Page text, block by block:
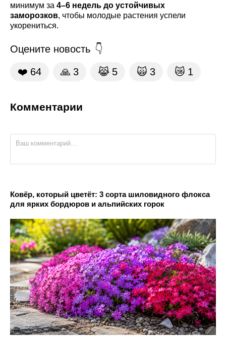
минимум за 4–6 недель до устойчивых
заморозков, чтобы молодые растения успели
укорениться.
Оцените новость
❤️ 64 🙏 3 😹 5 🙀 3 😿 1
Комментарии
Ковёр, который цветёт: 3 сорта шиловидного флокса
для ярких бордюров и альпийских горок